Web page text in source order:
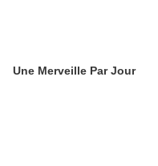
Une Merveille Par Jour